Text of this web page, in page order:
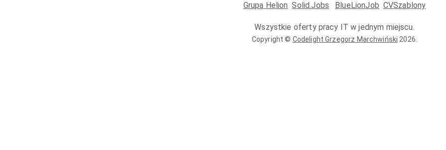
Grupa Helion Solid.Jobs BlueLionJob CVSzablony
Wszystkie oferty pracy IT w jednym miejscu.
Copyright © Codelight Grzegorz Marchwiński 2026.